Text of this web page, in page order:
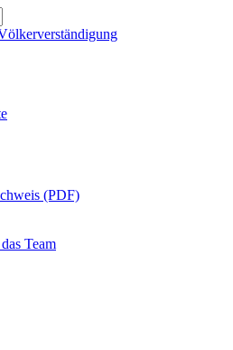
(PDF)
Team